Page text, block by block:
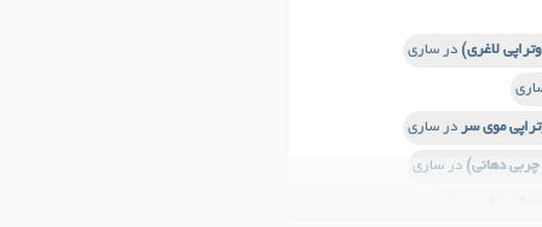
لاغری) در ساری
موی سر در ساری
دهانی) در ساری